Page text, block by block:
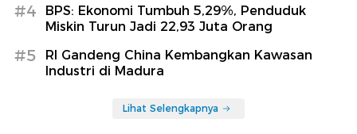
#4
BPS: Ekonomi Tumbuh 5,29%, Penduduk
Miskin Turun Jadi 22,93 Juta Orang
#5
RI Gandeng China Kembangkan Kawasan
Industri di Madura
Lihat Selengkapnya